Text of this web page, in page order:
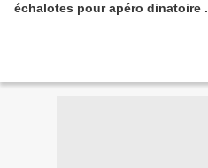
échalotes pour apéro dinatoire .